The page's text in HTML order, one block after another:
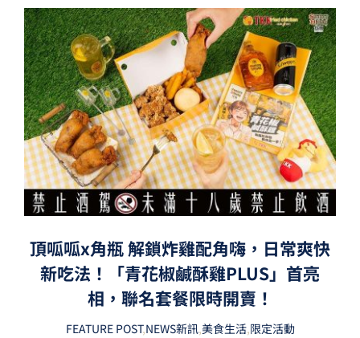
頂呱呱x角瓶 解鎖炸雞配角嗨，日常爽快
新吃法！「青花椒鹹酥雞PLUS」首亮
相，聯名套餐限時開賣！
FEATURE POST,NEWS新訊,美食生活,限定活動